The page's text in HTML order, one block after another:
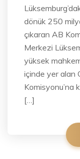
dönük 250
çıkaran AB
Merkezi
yüksek
içinde yer alan
Komisyonu’na
[…]